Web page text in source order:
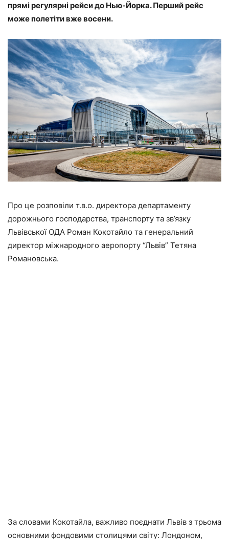
прямі регулярні рейси до Нью-Йорка. Перший рейс
може полетіти вже восени.
Про це розповіли т.в.о. директора департаменту
дорожнього господарства, транспорту та зв’язку
Львівської ОДА Роман Кокотайло та генеральний
директор міжнародного аеропорту “Львів” Тетяна
Романовська.
За словами Кокотайла, важливо поєднати Львів з трьома
основними фондовими столицями світу: Лондоном,